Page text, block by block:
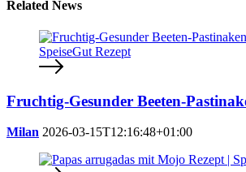
Related News
Fruchtig-Gesunder Beeten-
Milan 2026-03-15T12:16:48+01:00